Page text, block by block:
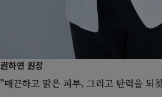
권하연 원장
"매끈하고 맑은 피부, 그리고 탄력을 되